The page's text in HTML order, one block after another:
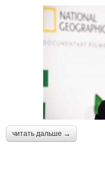
читать дальше →